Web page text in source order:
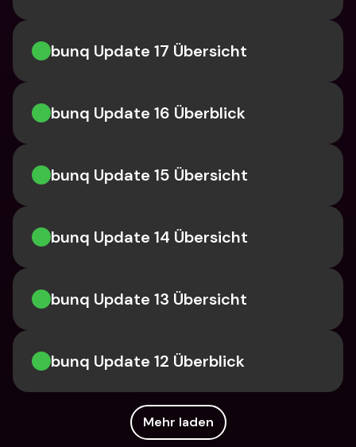
bunq Update 17 Übersicht
bunq Update 16 Überblick
bunq Update 15 Übersicht
bunq Update 14 Übersicht
bunq Update 13 Übersicht
bunq Update 12 Überblick
Mehr laden